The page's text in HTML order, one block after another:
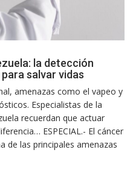
la detección
salvar vidas
amenazas como el vapeo y
Especialistas de la
recuerdan que actuar
ESPECIAL.- El cáncer
de las principales amenazas